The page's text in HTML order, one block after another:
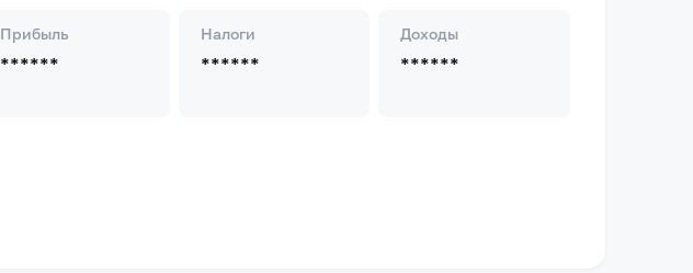
Прибыль
******
Налоги
******
Доходы
******